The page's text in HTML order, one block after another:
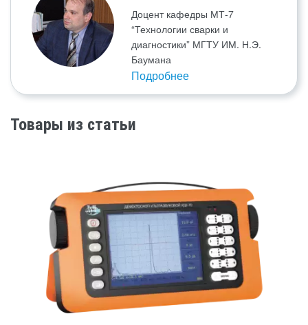
Доцент кафедры МТ-7
“Технологии сварки и
диагностики” МГТУ ИМ. Н.Э.
Баумана
Подробнее
Товары из статьи